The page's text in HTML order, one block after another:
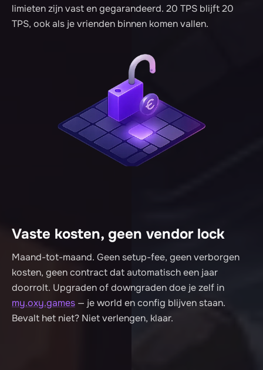
limieten zijn vast en gegarandeerd. 20 TPS blijft 20
TPS, ook als je vrienden binnen komen vallen.
Vaste kosten, geen vendor lock
Maand-tot-maand. Geen setup-fee, geen verborgen
kosten, geen contract dat automatisch een jaar
doorrolt. Upgraden of downgraden doe je zelf in
my.oxy.games — je world en config blijven staan.
Bevalt het niet? Niet verlengen, klaar.